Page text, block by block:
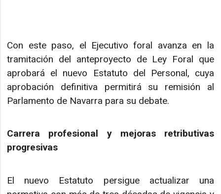
Con este paso, el Ejecutivo foral avanza en la
tramitación del anteproyecto de Ley Foral que
aprobará el nuevo Estatuto del Personal, cuya
aprobación definitiva permitirá su remisión al
Parlamento de Navarra para su debate.
Carrera profesional y mejoras retributivas
progresivas
El nuevo Estatuto persigue actualizar una